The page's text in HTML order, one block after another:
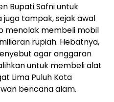
Bupati Safni untuk
juga tampak, sejak awal
menolak membeli mobil
rupiah. Hebatnya,
agar anggaran
untuk membeli alat
Lima Puluh Kota
bencana alam.